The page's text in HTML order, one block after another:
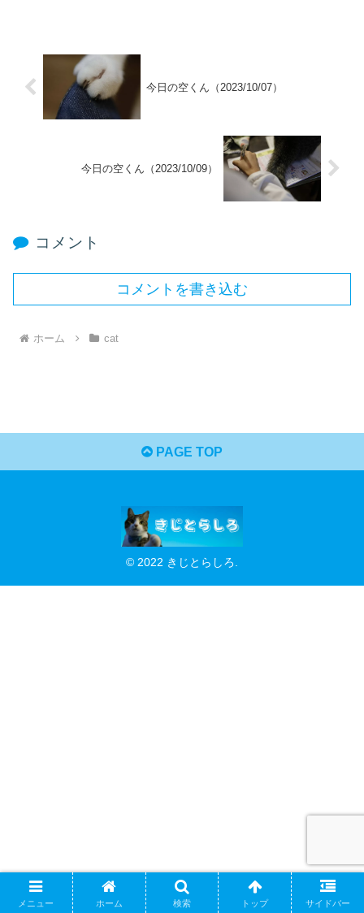
今日の空くん（2023/10/07）
今日の空くん（2023/10/09）
コメント
コメントを書き込む
ホーム cat
PAGE TOP
© 2022 きじとらしろ.
メニュー ホーム 検索 トップ サイドバー